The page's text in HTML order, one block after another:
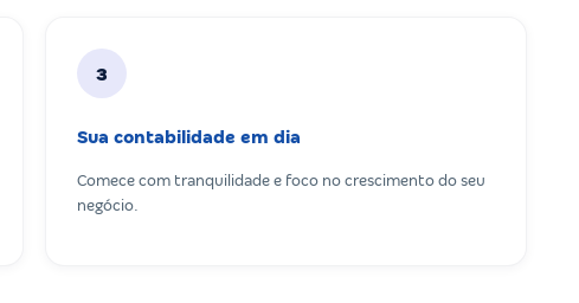
3
Sua contabilidade em dia
Comece com tranquilidade e foco no crescimento do seu
negócio.